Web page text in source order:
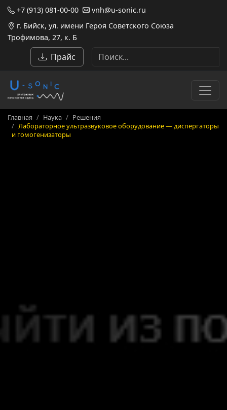
+7 (913) 081-00-00
vnh@u-sonic.ru
г. Бийск, ул. имени Героя Советского Союза
Трофимова, 27, к. Б
Прайс
Главная Наука
Решения
Лабораторное ультразвуковое оборудование — диспергаторы
и гомогенизаторы